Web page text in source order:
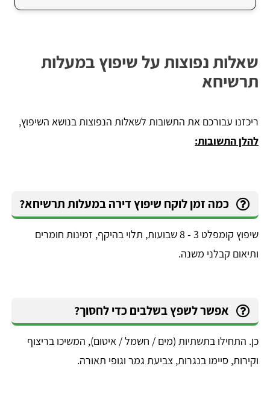
שאלות נפוצות על שיפוץ במעלות
תרשיחא
ריכזנו עבורכם את התשובות לשאלות הנפוצות בנושא השיפוץ,
להלן התשובות:
כמה זמן לוקח שיפוץ דירה במעלות תרשיחא?
שיפוץ קומפלט 3 - 8 שבועות, תלוי בהיקף, זמינות חומרים
ותיאום קבלני משנה.
אפשר לשפץ בשלבים כדי לחסוך?
כן. התחילו בתשתיות (מים / חשמל / איטום), המשיכו בריצוף
וקירות, סיימו בנגרות, צביעת גמר וגופי תאורה.